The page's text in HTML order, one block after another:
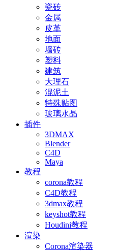
瓷砖
金属
皮革
地面
墙砖
塑料
建筑
大理石
混泥土
特殊贴图
玻璃水晶
插件
3DMAX
Blender
C4D
Maya
教程
corona教程
C4D教程
3dmax教程
keyshot教程
Houdini教程
渲染
Corona渲染器